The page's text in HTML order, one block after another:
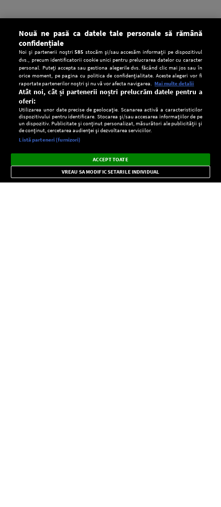
CONFIDENŢIALITATE
Setări:
Dark
Mode
Radio live, podcasturi, știri și alerte
importante.
×
Nouă ne pasă ca datele tale personale să rămână
confidențiale
Noi și partenerii noștri585 stocăm și/sau accesăm informații pe dispozitivul
dvs., precum identificatorii cookie unici pentru prelucrarea datelor cu caracter
personal. Puteți accepta sau gestiona alegerile dvs. făcând clic mai jos sau în
orice moment, pe pagina cu politica de confidențialitate. Aceste alegeri vor fi
raportate partenerilor noștri și nu vă vor afecta navigarea. Mai multe detalii
Atât noi, cât și partenerii noștri prelucrăm datele pentru a
oferi:
Utilizarea unor date precise de geolocație. Scanarea activă a caracteristicilor
dispozitivului pentru identificare. Stocarea și/sau accesarea informațiilor de pe
un dispozitiv. Publicitate și conținut personalizat, măsurători ale publicității și
de conținut, cercetarea audienței și dezvoltarea serviciilor.
Listă parteneri (furnizori)
ACCEPT TOATE
VREAU SA MODIFIC SETARILE INDIVIDUAL